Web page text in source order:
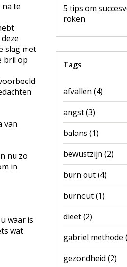
na te
slag met
bril op
van
nu zo
in
waar is
wat
5 tips om
roken
Tags
afvallen (4)
angst(3)
balans (1)
bewustzijn (2)
burn out(4)
burnout(1)
dieet(2)
gabriel methode
gezondheid (2)